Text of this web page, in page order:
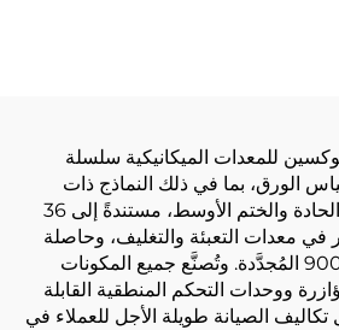
للمعدات الميكانيكية سلسلة
الورق، بما في ذلك النماذج ذات
القاعدة المربعة والقمة الحادة والختم الأوسط، مستندةً إلى 36
في معدات التعبئة والتغليف، وحاصلة
على شهادة أيزو 9001:2015 المُجدَّدة. وتُصنَّع جميع المكونات
ووحدات التحكم المنطقية القابلة
تكاليف الصيانة طويلة الأجل للعملاء في